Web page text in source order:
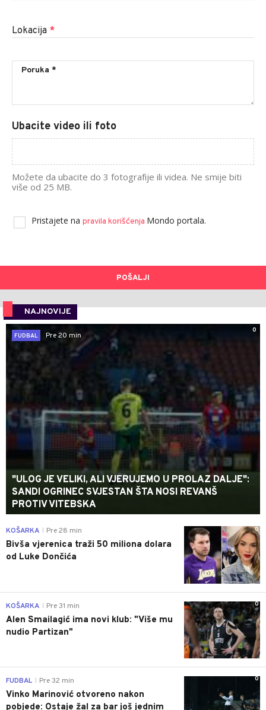
Lokacija *
Ubacite video ili foto
Možete da ubacite do 3 fotografije ili videa. Ne smije biti
više od 25 MB.
Pristajete na pravila korišćenja Mondo portala.
POŠALJI
NAJNOVIJE
0
FUDBAL
Pre 20 min
"ULOG JE VELIKI, ALI VJERUJEMO U PROLAZ DALJE":
SANDI OGRINEC SVJESTAN ŠTA NOSI REVANŠ
PROTIV VITEBSKA
0
KOŠARKA Pre 28 min
Bivša vjerenica traži 50 miliona dolara
od Luke Dončića
0
KOŠARKA Pre 31 min
Alen Smailagić ima novi klub: "Više mu
nudio Partizan"
0
FUDBAL Pre 32 min
Vinko Marinović otvoreno nakon
pobjede: Ostaje žal za bar još jednim